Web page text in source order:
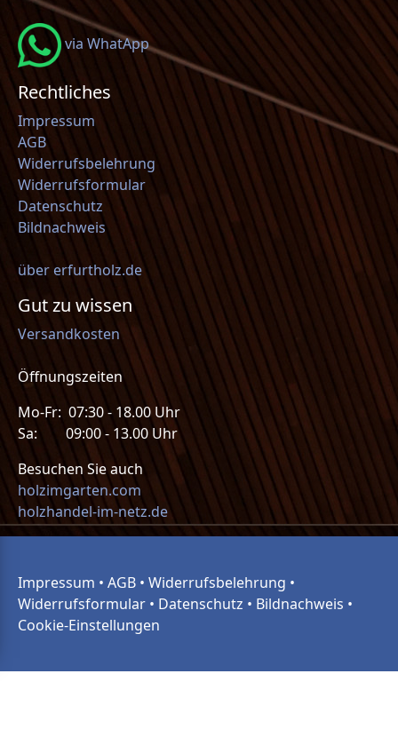
via WhatApp
Rechtliches
Impressum
AGB
Widerrufsbelehrung
Widerrufsformular
Datenschutz
Bildnachweis
über erfurtholz.de
Gut zu wissen
Versandkosten
Öffnungszeiten
Mo-Fr: 07:30 - 18.00 Uhr
Sa: 09:00 - 13.00 Uhr
Besuchen Sie auch
holzimgarten.com
holzhandel-im-netz.de
Impressum • AGB • Widerrufsbelehrung •
Widerrufsformular • Datenschutz • Bildnachweis •
Cookie-Einstellungen